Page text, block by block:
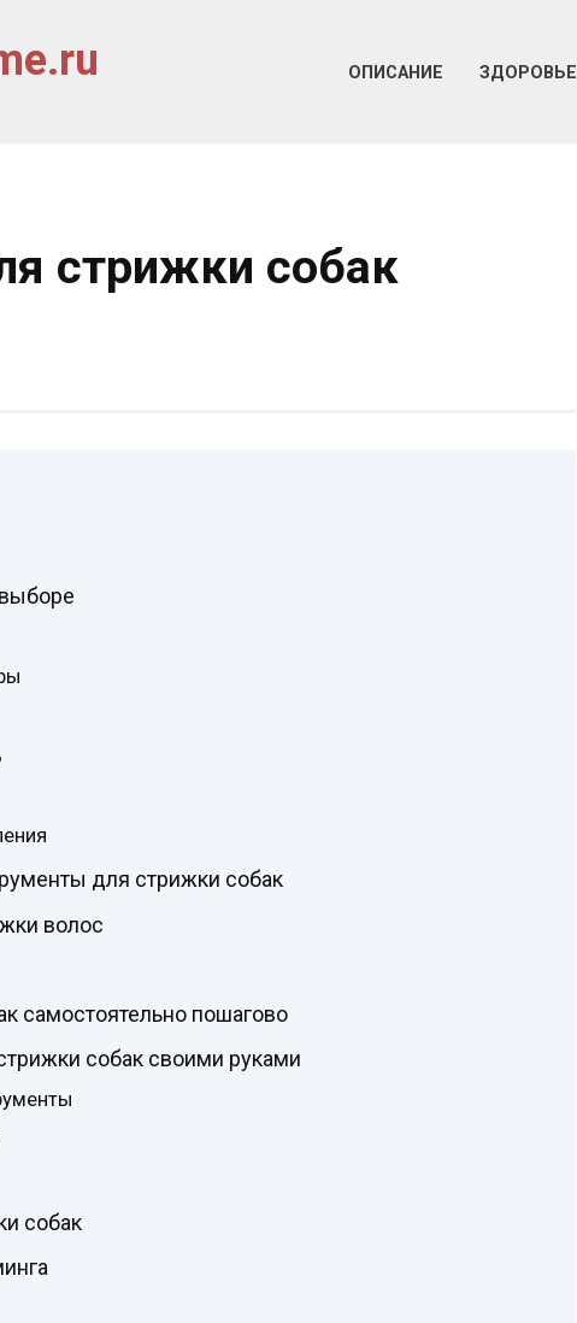
ОПИСАНИЕ ЗДОРОВЬЕ
стрижки собак
для стрижки собак
волос
самостоятельно пошагово
собак своими руками
собак